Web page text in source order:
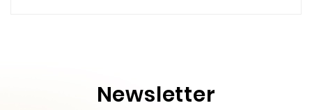
Newsletter